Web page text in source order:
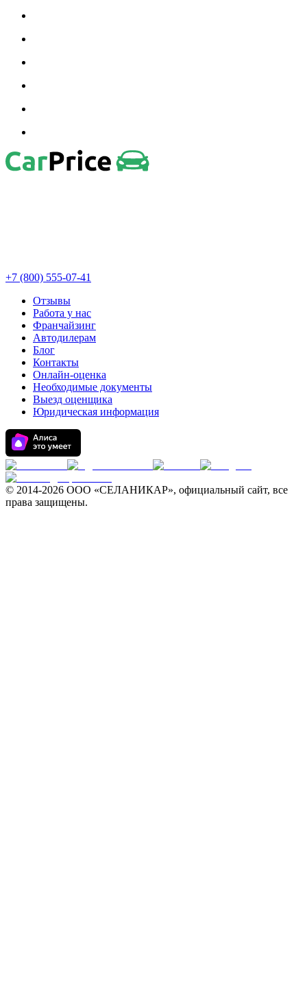
+7 (800) 555-07-41
Отзывы
Работа у нас
Франчайзинг
Автодилерам
Блог
Контакты
Онлайн-оценка
Необходимые документы
Выезд оценщика
Юридическая информация
© 2014-2026 ООО «СЕЛАНИКАР», официальный сайт, все
права защищены.